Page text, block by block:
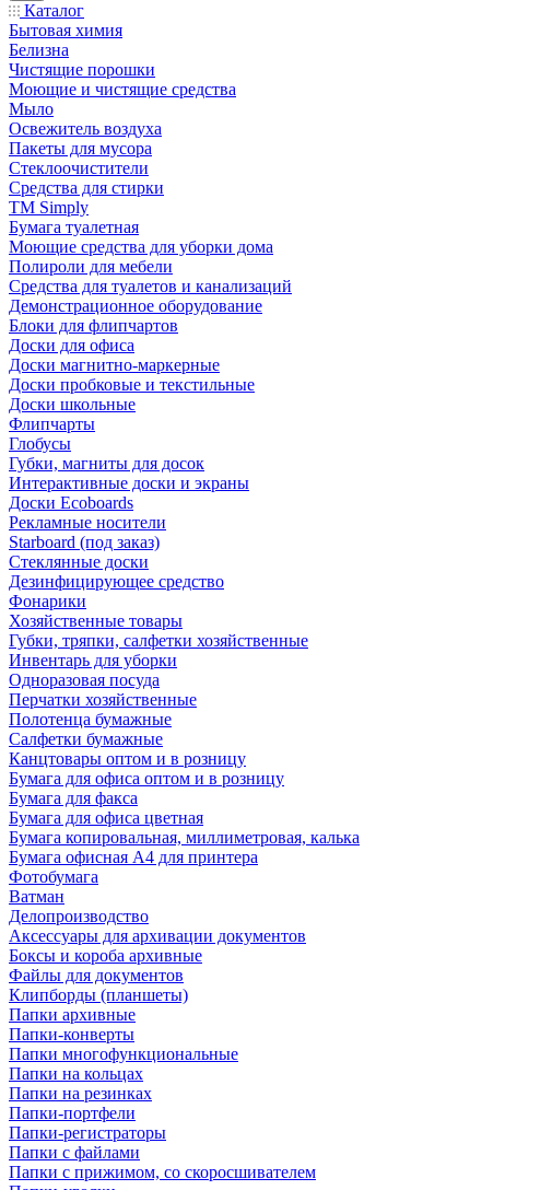
Каталог
Бытовая химия
Белизна
Чистящие порошки
Моющие и чистящие средства
Мыло
Освежитель воздуха
Пакеты для мусора
Стеклоочистители
Средства для стирки
TM Simply
Бумага туалетная
Моющие средства для уборки дома
Полироли для мебели
Средства для туалетов и канализаций
Демонстрационное оборудование
Блоки для флипчартов
Доски для офиса
Доски магнитно-маркерные
Доски пробковые и текстильные
Доски школьные
Флипчарты
Глобусы
Губки, магниты для досок
Интерактивные доски и экраны
Доски Ecoboards
Рекламные носители
Starboard (под заказ)
Стеклянные доски
Дезинфицирующее средство
Фонарики
Хозяйственные товары
Губки, тряпки, салфетки хозяйственные
Инвентарь для уборки
Одноразовая посуда
Перчатки хозяйственные
Полотенца бумажные
Салфетки бумажные
Канцтовары оптом и в розницу
Бумага для офиса оптом и в розницу
Бумага для факса
Бумага для офиса цветная
Бумага копировальная, миллиметровая, калька
Бумага офисная А4 для принтера
Фотобумага
Ватман
Делопроизводство
Аксессуары для архивации документов
Боксы и короба архивные
Файлы для документов
Клипборды (планшеты)
Папки архивные
Папки-конверты
Папки многофункциональные
Папки на кольцах
Папки на резинках
Папки-портфели
Папки-регистраторы
Папки с файлами
Папки с прижимом, со скоросшивателем